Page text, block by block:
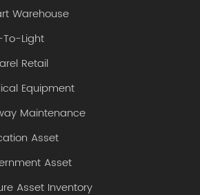
Warehouse
To-Light
Retail
Equipment
Maintenance
Asset
Asset
Asset Inventory